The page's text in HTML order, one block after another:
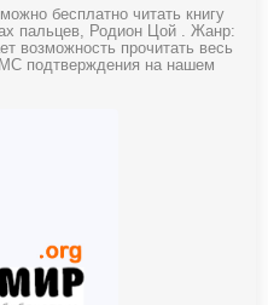
бесплатно читать книгу
пальцев, Родион Цой . Жанр:
возможность прочитать весь
подтверждения на нашем